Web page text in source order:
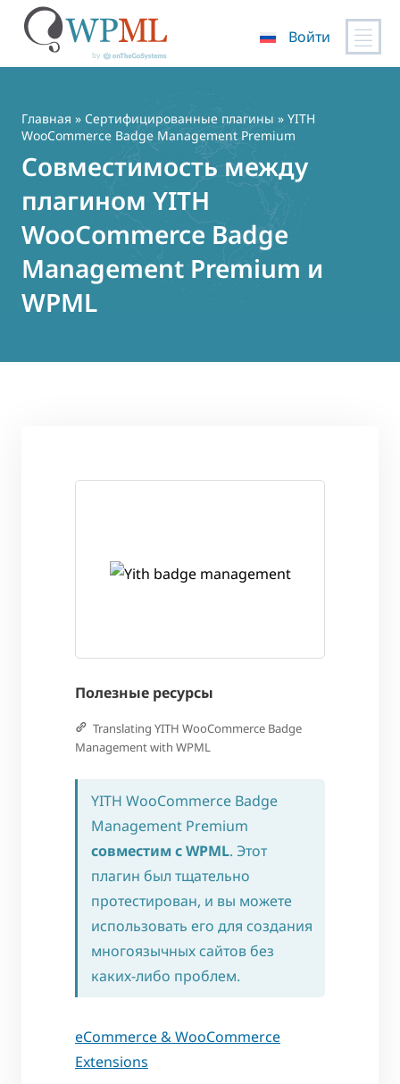
содержимому
Войти
Главная » Сертифицированные плагины » YITH
WooCommerce Badge Management Premium
Совместимость между
плагином YITH
WooCommerce Badge
Management Premium и
WPML
Полезные ресурсы
Translating YITH WooCommerce Badge
Management with WPML
YITH WooCommerce Badge
Management Premium
совместим с WPML. Этот
плагин был тщательно
протестирован, и вы можете
использовать его для создания
многоязычных сайтов без
каких-либо проблем.
eCommerce & WooCommerce
Extensions